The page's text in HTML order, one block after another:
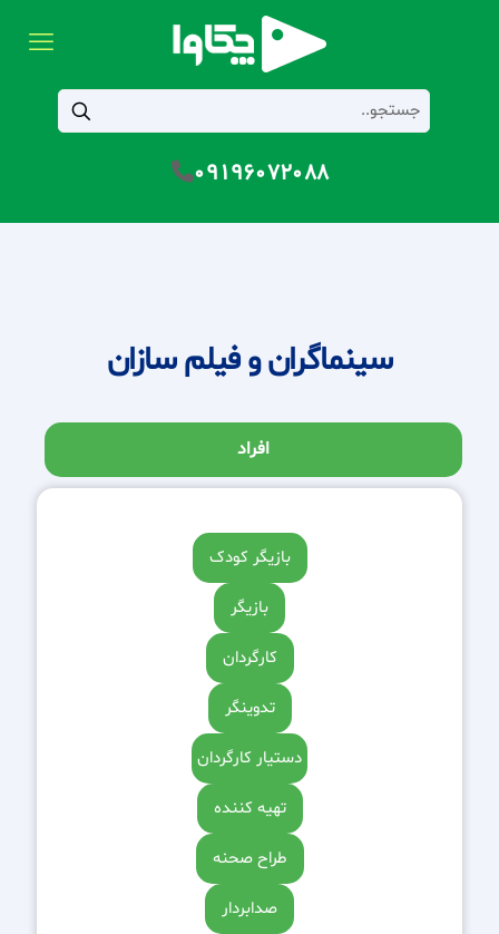
09196072088
سینماگران و فیلم سازان
افراد
بازیگر کودک
بازیگر
کارگردان
تدوینگر
دستیار کارگردان
تهیه کننده
طراح صحنه
صدابردار